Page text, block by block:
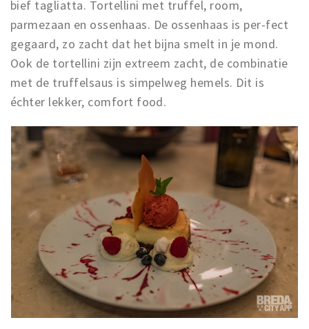
bief tagliatta. Tortellini met truffel, room,
parmezaan en ossenhaas. De ossenhaas is per-fect
gegaard, zo zacht dat het bijna smelt in je mond.
Ook de tortellini zijn extreem zacht, de combinatie
met de truffelsaus is simpelweg hemels. Dit is
échter lekker, comfort food.